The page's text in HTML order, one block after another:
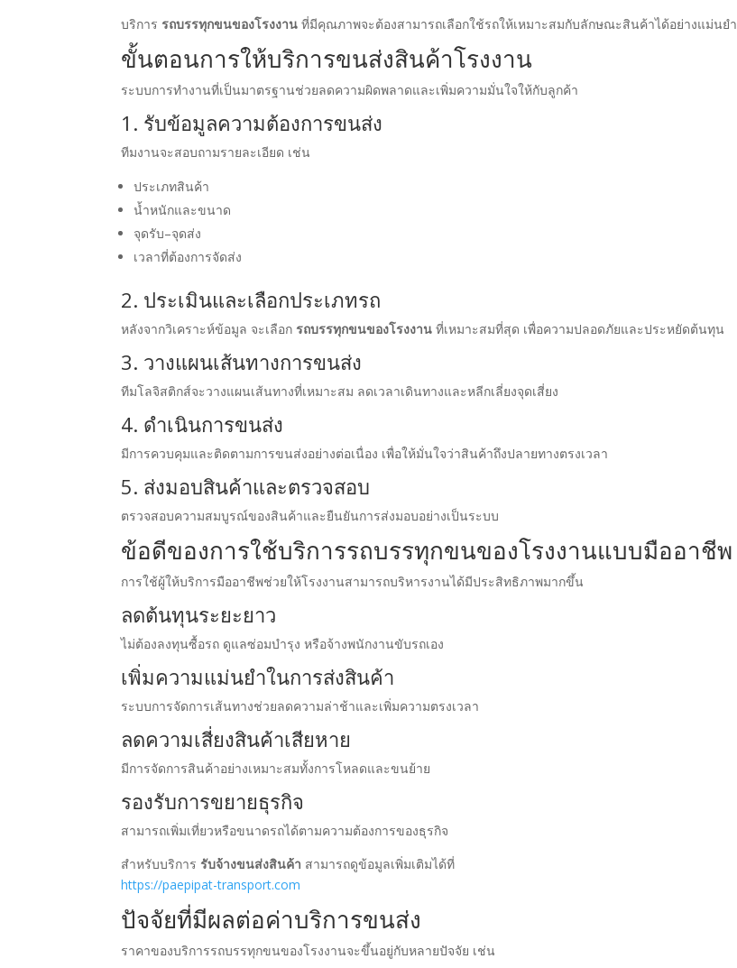
บริการ รถบรรทุกขนของโรงงาน ที่มีคุณภาพจะต้องสามารถเลือกใช้รถให้เหมาะสมกับลักษณะสินค้าได้อย่างแม่นยำ
ขั้นตอนการให้บริการขนส่งสินค้าโรงงาน
ระบบการทำงานที่เป็นมาตรฐานช่วยลดความผิดพลาดและเพิ่มความมั่นใจให้กับลูกค้า
1. รับข้อมูลความต้องการขนส่ง
ทีมงานจะสอบถามรายละเอียด เช่น
ประเภทสินค้า
น้ำหนักและขนาด
จุดรับ–จุดส่ง
เวลาที่ต้องการจัดส่ง
2. ประเมินและเลือกประเภทรถ
หลังจากวิเคราะห์ข้อมูล จะเลือก รถบรรทุกขนของโรงงาน ที่เหมาะสมที่สุด เพื่อความปลอดภัยและประหยัดต้นทุน
3. วางแผนเส้นทางการขนส่ง
ทีมโลจิสติกส์จะวางแผนเส้นทางที่เหมาะสม ลดเวลาเดินทางและหลีกเลี่ยงจุดเสี่ยง
4. ดำเนินการขนส่ง
มีการควบคุมและติดตามการขนส่งอย่างต่อเนื่อง เพื่อให้มั่นใจว่าสินค้าถึงปลายทางตรงเวลา
5. ส่งมอบสินค้าและตรวจสอบ
ตรวจสอบความสมบูรณ์ของสินค้าและยืนยันการส่งมอบอย่างเป็นระบบ
ข้อดีของการใช้บริการรถบรรทุกขนของโรงงานแบบมืออาชีพ
การใช้ผู้ให้บริการมืออาชีพช่วยให้โรงงานสามารถบริหารงานได้มีประสิทธิภาพมากขึ้น
ลดต้นทุนระยะยาว
ไม่ต้องลงทุนซื้อรถ ดูแลซ่อมบำรุง หรือจ้างพนักงานขับรถเอง
เพิ่มความแม่นยำในการส่งสินค้า
ระบบการจัดการเส้นทางช่วยลดความล่าช้าและเพิ่มความตรงเวลา
ลดความเสี่ยงสินค้าเสียหาย
มีการจัดการสินค้าอย่างเหมาะสมทั้งการโหลดและขนย้าย
รองรับการขยายธุรกิจ
สามารถเพิ่มเที่ยวหรือขนาดรถได้ตามความต้องการของธุรกิจ
สำหรับบริการ รับจ้างขนส่งสินค้า สามารถดูข้อมูลเพิ่มเติมได้ที่
https://paepipat-transport.com
ปัจจัยที่มีผลต่อค่าบริการขนส่ง
ราคาของบริการรถบรรทุกขนของโรงงานจะขึ้นอยู่กับหลายปัจจัย เช่น